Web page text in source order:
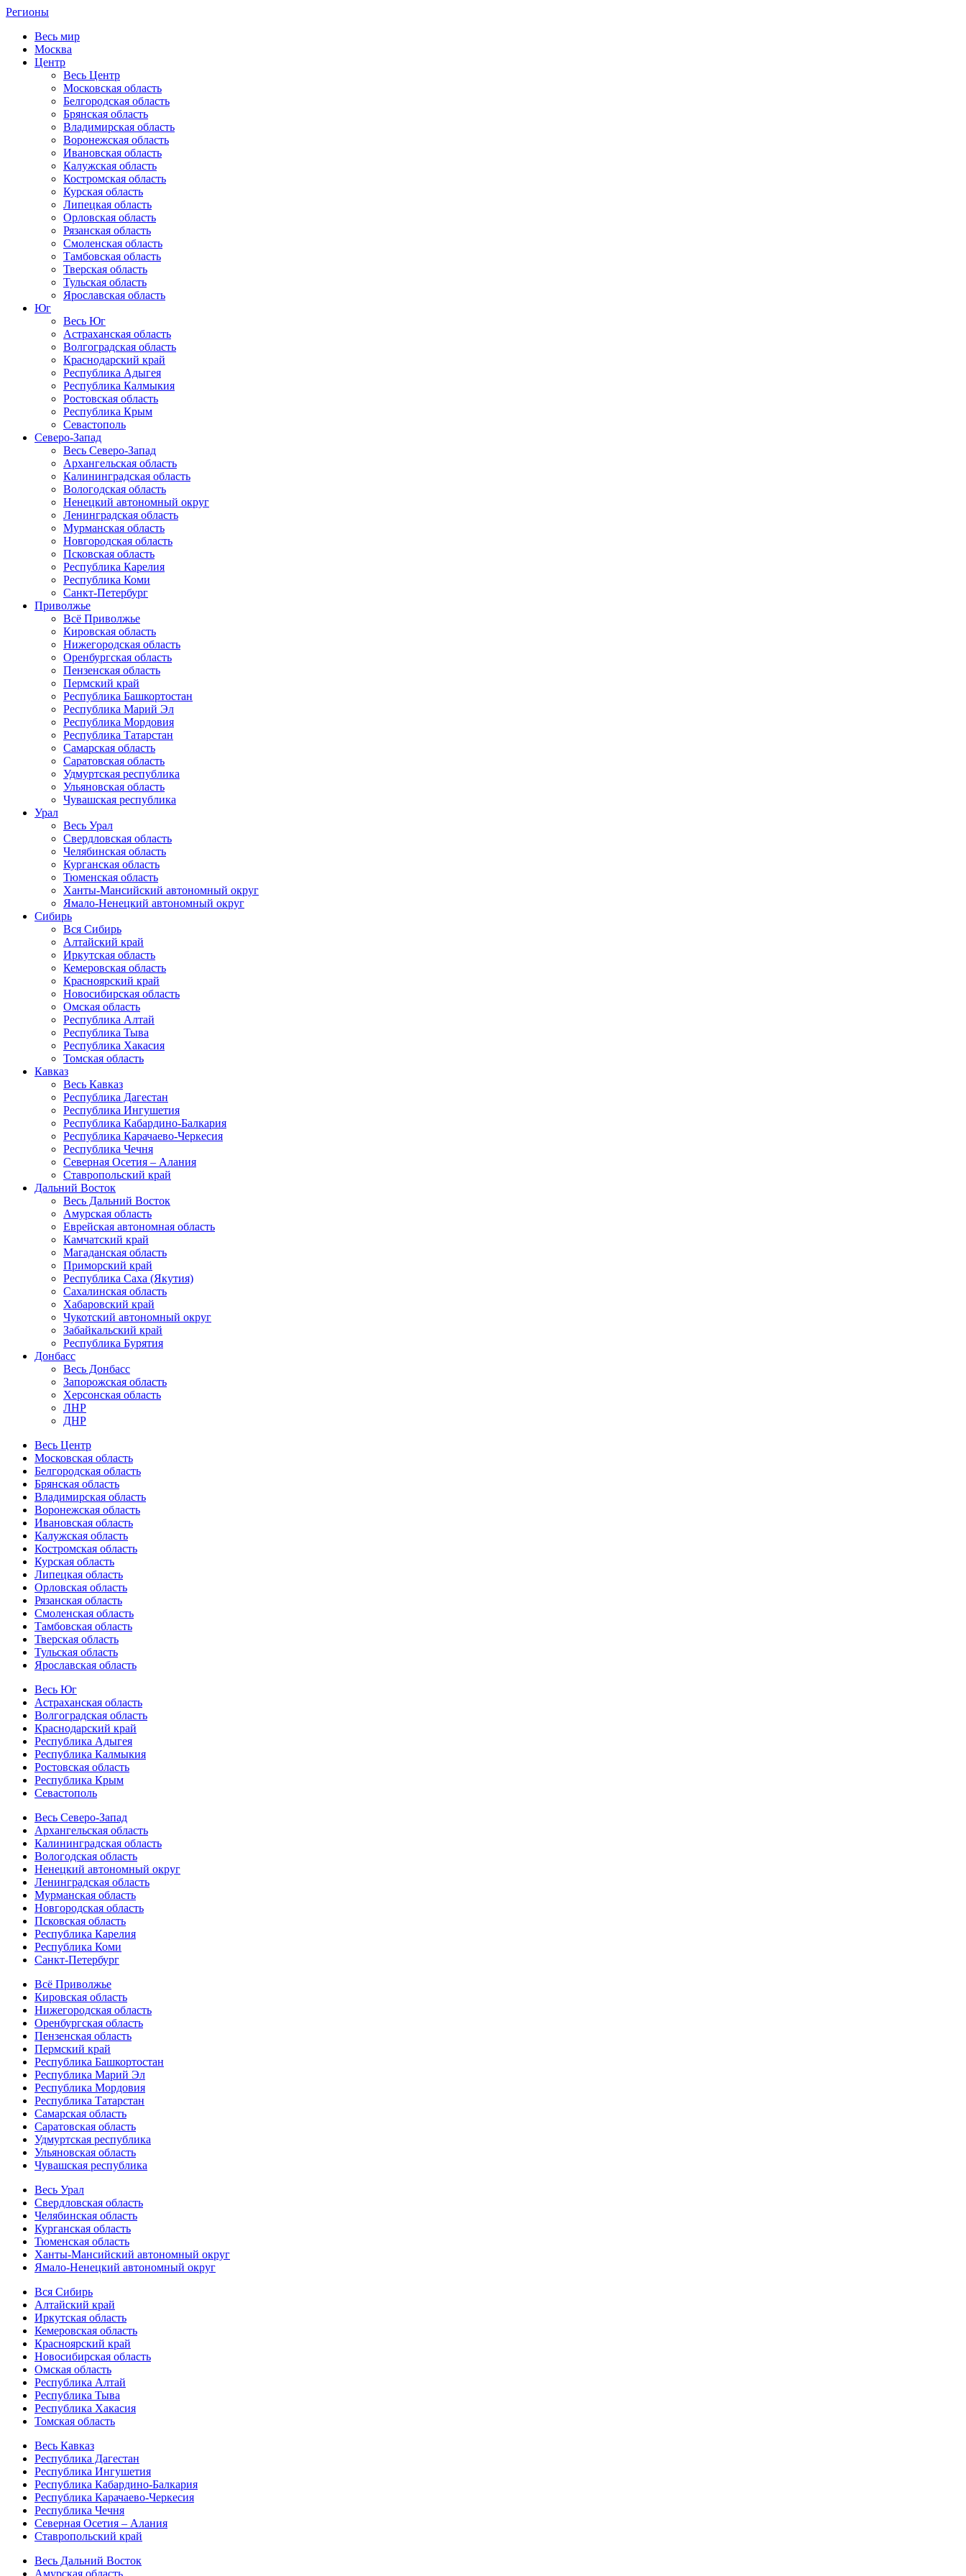
Регионы
Весь мир
Москва
Центр
Весь Центр
Московская область
Белгородская область
Брянская область
Владимирская область
Воронежская область
Ивановская область
Калужская область
Костромская область
Курская область
Липецкая область
Орловская область
Рязанская область
Смоленская область
Тамбовская область
Тверская область
Тульская область
Ярославская область
Юг
Весь Юг
Астраханская область
Волгоградская область
Краснодарский край
Республика Адыгея
Республика Калмыкия
Ростовская область
Республика Крым
Севастополь
Северо-Запад
Весь Северо-Запад
Архангельская область
Калининградская область
Вологодская область
Ненецкий автономный округ
Ленинградская область
Мурманская область
Новгородская область
Псковская область
Республика Карелия
Республика Коми
Санкт-Петербург
Приволжье
Всё Приволжье
Кировская область
Нижегородская область
Оренбургская область
Пензенская область
Пермский край
Республика Башкортостан
Республика Марий Эл
Республика Мордовия
Республика Татарстан
Самарская область
Саратовская область
Удмуртская республика
Ульяновская область
Чувашская республика
Урал
Весь Урал
Свердловская область
Челябинская область
Курганская область
Тюменская область
Ханты-Мансийский автономный округ
Ямало-Ненецкий автономный округ
Сибирь
Вся Сибирь
Алтайский край
Иркутская область
Кемеровская область
Красноярский край
Новосибирская область
Омская область
Республика Алтай
Республика Тыва
Республика Хакасия
Томская область
Кавказ
Весь Кавказ
Республика Дагестан
Республика Ингушетия
Республика Кабардино-Балкария
Республика Карачаево-Черкесия
Республика Чечня
Северная Осетия – Алания
Ставропольский край
Дальний Восток
Весь Дальний Восток
Амурская область
Еврейская автономная область
Камчатский край
Магаданская область
Приморский край
Республика Саха (Якутия)
Сахалинская область
Хабаровский край
Чукотский автономный округ
Забайкальский край
Республика Бурятия
Донбасс
Весь Донбасс
Запорожская область
Херсонская область
ЛНР
ДНР
Весь Центр
Московская область
Белгородская область
Брянская область
Владимирская область
Воронежская область
Ивановская область
Калужская область
Костромская область
Курская область
Липецкая область
Орловская область
Рязанская область
Смоленская область
Тамбовская область
Тверская область
Тульская область
Ярославская область
Весь Юг
Астраханская область
Волгоградская область
Краснодарский край
Республика Адыгея
Республика Калмыкия
Ростовская область
Республика Крым
Севастополь
Весь Северо-Запад
Архангельская область
Калининградская область
Вологодская область
Ненецкий автономный округ
Ленинградская область
Мурманская область
Новгородская область
Псковская область
Республика Карелия
Республика Коми
Санкт-Петербург
Всё Приволжье
Кировская область
Нижегородская область
Оренбургская область
Пензенская область
Пермский край
Республика Башкортостан
Республика Марий Эл
Республика Мордовия
Республика Татарстан
Самарская область
Саратовская область
Удмуртская республика
Ульяновская область
Чувашская республика
Весь Урал
Свердловская область
Челябинская область
Курганская область
Тюменская область
Ханты-Мансийский автономный округ
Ямало-Ненецкий автономный округ
Вся Сибирь
Алтайский край
Иркутская область
Кемеровская область
Красноярский край
Новосибирская область
Омская область
Республика Алтай
Республика Тыва
Республика Хакасия
Томская область
Весь Кавказ
Республика Дагестан
Республика Ингушетия
Республика Кабардино-Балкария
Республика Карачаево-Черкесия
Республика Чечня
Северная Осетия – Алания
Ставропольский край
Весь Дальний Восток
Амурская область